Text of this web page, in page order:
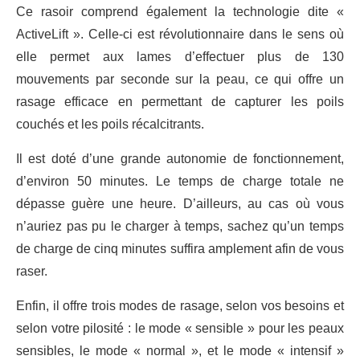
Ce rasoir comprend également la technologie dite «
ActiveLift ». Celle-ci est révolutionnaire dans le sens où
elle permet aux lames d’effectuer plus de 130
mouvements par seconde sur la peau, ce qui offre un
rasage efficace en permettant de capturer les poils
couchés et les poils récalcitrants.
Il est doté d’une grande autonomie de fonctionnement,
d’environ 50 minutes. Le temps de charge totale ne
dépasse guère une heure. D’ailleurs, au cas où vous
n’auriez pas pu le charger à temps, sachez qu’un temps
de charge de cinq minutes suffira amplement afin de vous
raser.
Enfin, il offre trois modes de rasage, selon vos besoins et
selon votre pilosité : le mode « sensible » pour les peaux
sensibles, le mode « normal », et le mode « intensif »